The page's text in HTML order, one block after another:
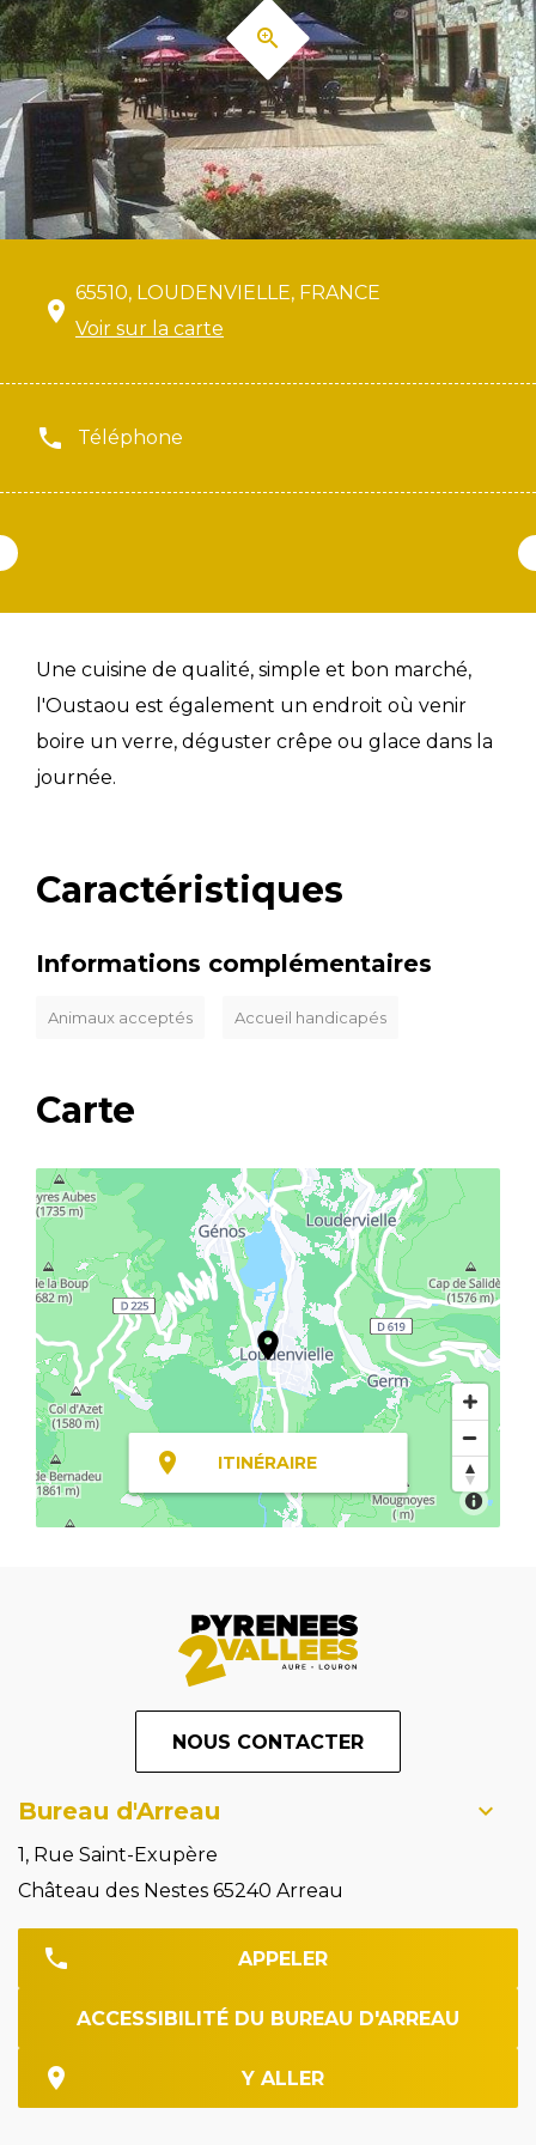
65510, LOUDENVIELLE, FRANCE
Voir sur la carte
Téléphone
Une cuisine de qualité, simple et bon marché,
l'Oustaou est également un endroit où venir
boire un verre, déguster crêpe ou glace dans la
journée.
Caractéristiques
Informations complémentaires
Animaux acceptés Accueil handicapés
Carte
ITINÉRAIRE
NOUS CONTACTER
Bureau d'Arreau
1, Rue Saint-Exupère
Château des Nestes 65240 Arreau
APPELER
ACCESSIBILITÉ DU BUREAU D'ARREAU
Y ALLER